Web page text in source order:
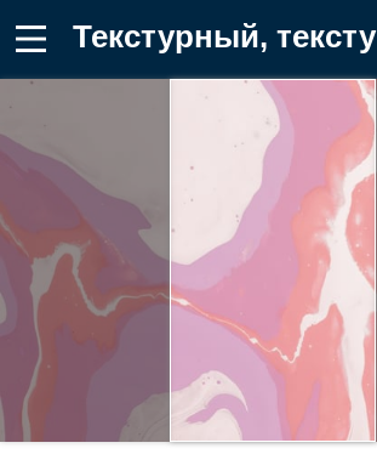
Текстурный, текстурные, текстура Фон для телефона